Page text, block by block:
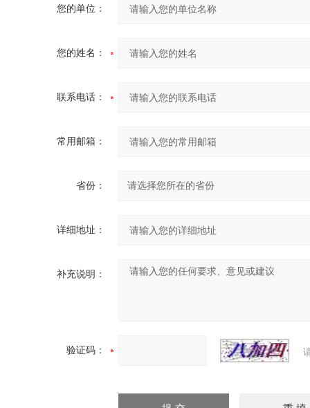
您的单位：
您的姓名：
联系电话：
常用邮箱：
省份：
详细地址：
补充说明：
验证码：